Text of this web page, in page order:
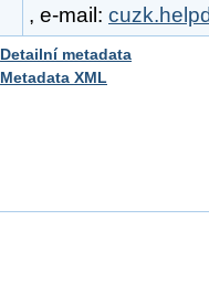
, e-mail:
Detailní metadata
Metadata XML